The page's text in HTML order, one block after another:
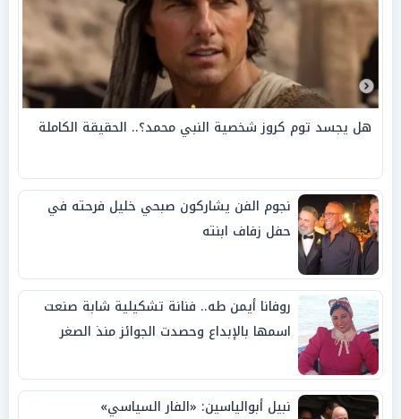
هل يجسد توم كروز شخصية النبي محمد؟.. الحقيقة الكاملة
نجوم الفن يشاركون صبحي خليل فرحته في
حفل زفاف ابنته
روفانا أيمن طه.. فنانة تشكيلية شابة صنعت
اسمها بالإبداع وحصدت الجوائز منذ الصغر
نبيل أبوالياسين: «الفار السياسي»